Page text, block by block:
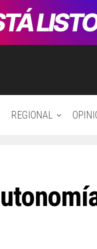
REGIONAL